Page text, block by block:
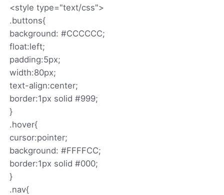
<style type="text/css">
.buttons{
background: #CCCCCC;
float:left;
padding:5px;
width:80px;
text-align:center;
border:1px solid #999;
}
.hover{
cursor:pointer;
background: #FFFFCC;
border:1px solid #000;
}
.nav{